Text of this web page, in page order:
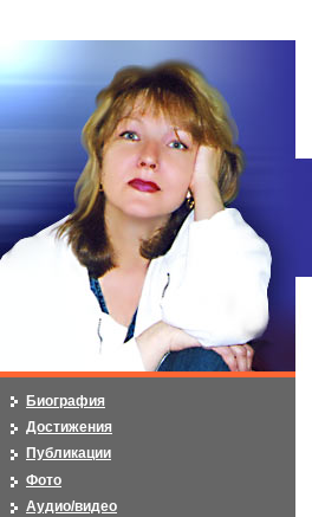
Биография
Достижения
Публикации
Фото
Аудио/видео